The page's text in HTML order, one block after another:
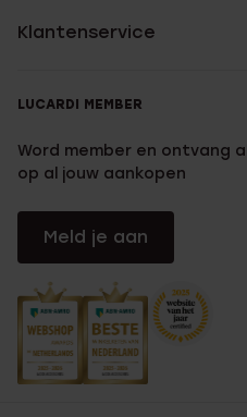
Klantenservice
LUCARDI MEMBER
Word member en ontvang
op al jouw aankopen
Meld je aan